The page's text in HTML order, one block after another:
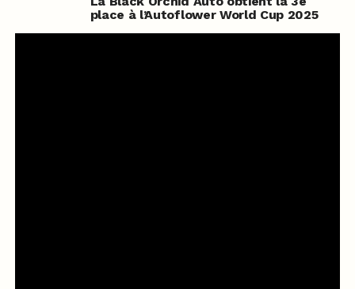
place à l’Autoflower World Cup 2025